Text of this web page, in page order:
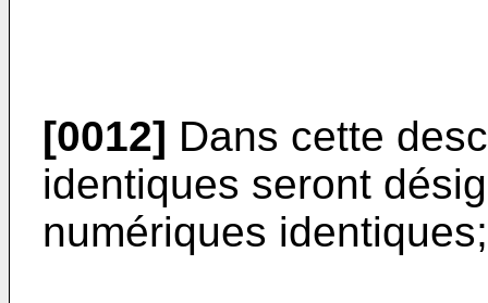
[0012] Dans cette
identiques seront
numériques identiques;